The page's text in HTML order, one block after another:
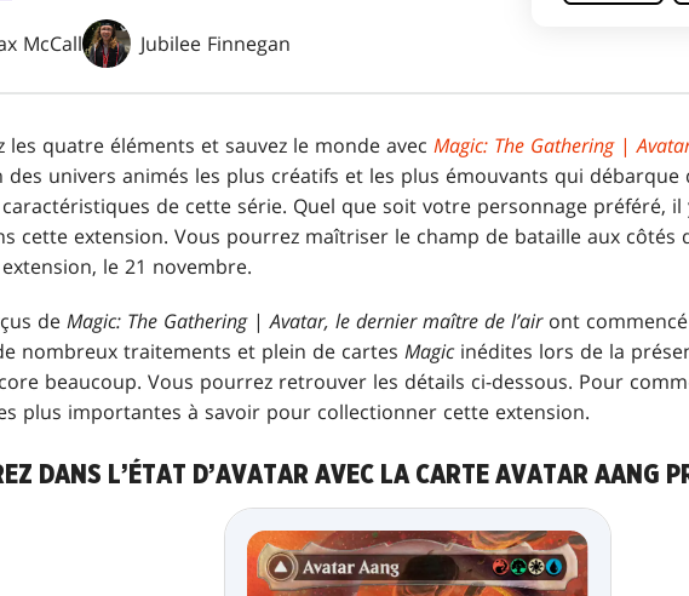
McCall Jubilee Finnegan
les quatre éléments et sauvez le monde avec Magic: The Gathering|
des univers animés les plus créatifs et les plus émouvants qui
de cette série. Quel que soit votre personnage préféré,
cette extension. Vous pourrez maîtriser le champ de bataille aux côtés
le 21 novembre.
de Magic: The Gathering|Avatar, le dernier maître de l’airont
nombreux traitements et plein de cartes Magic inédites lors de la
beaucoup. Vous pourrez retrouver les détails ci-dessous. Pour
plus importantes à savoir pour collectionner cette extension.
DANS L’ÉTAT D’AVATAR AVEC LA CARTE AVATAR AANG